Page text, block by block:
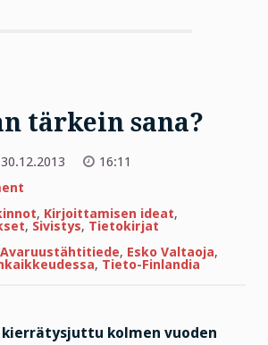
tärkein sana?
30.12.2013
16:11
tärkein
sana?
, Kirjoittamisen ideat,
, Sivistys, Tietokirjat
Avaruustähtitiede, Esko Valtaoja,
, Tieto-Finlandia
kolmen vuoden